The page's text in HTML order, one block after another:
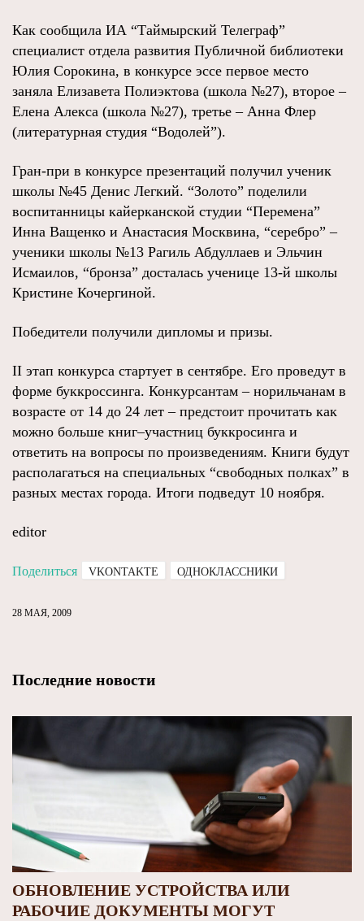
Как сообщила ИА “Таймырский Телеграф”
специалист отдела развития Публичной библиотеки
Юлия Сорокина, в конкурсе эссе первое место
заняла Елизавета Полиэктова (школа №27), второе –
Елена Алекса (школа №27), третье – Анна Флер
(литературная студия “Водолей”).
Гран-при в конкурсе презентаций получил ученик
школы №45 Денис Легкий. “Золото” поделили
воспитанницы кайерканской студии “Перемена”
Инна Ващенко и Анастасия Москвина, “серебро” –
ученики школы №13 Рагиль Абдуллаев и Эльчин
Исмаилов, “бронза” досталась ученице 13-й школы
Кристине Кочергиной.
Победители получили дипломы и призы.
II этап конкурса стартует в сентябре. Его проведут в
форме буккроссинга. Конкурсантам – норильчанам в
возрасте от 14 до 24 лет – предстоит прочитать как
можно больше книг–участниц буккросинга и
ответить на вопросы по произведениям. Книги будут
располагаться на специальных “свободных полках” в
разных местах города. Итоги подведут 10 ноября.
editor
Поделиться VKONTAKTE ОДНОКЛАССНИКИ
28 МАЯ, 2009
Последние новости
ОБНОВЛЕНИЕ УСТРОЙСТВА ИЛИ
РАБОЧИЕ ДОКУМЕНТЫ МОГУТ